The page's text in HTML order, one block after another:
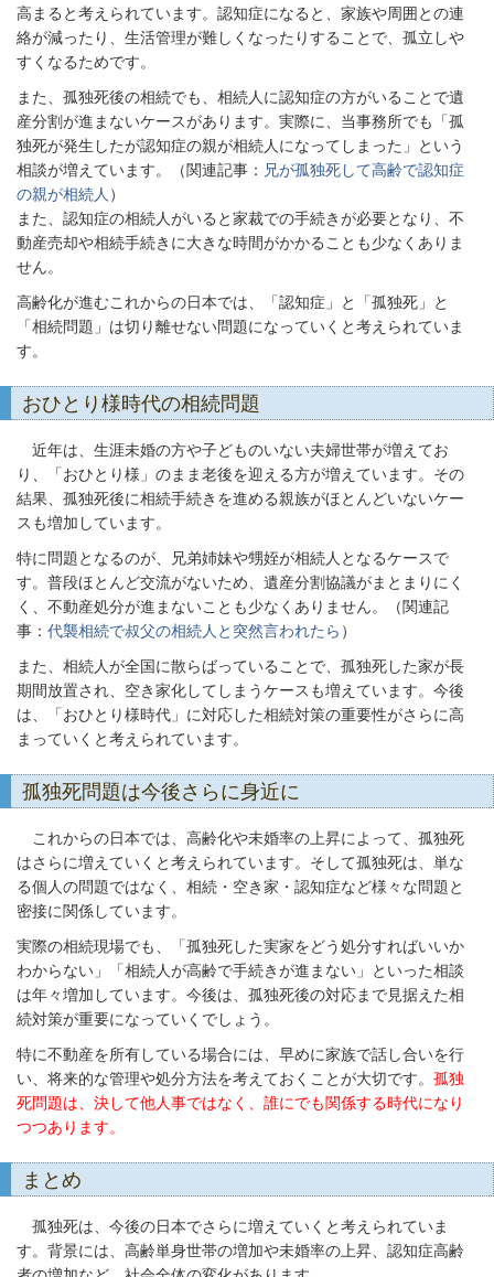
高まると考えられています。認知症になると、家族や周囲との連
絡が減ったり、生活管理が難しくなったりすることで、孤立しや
すくなるためです。
また、孤独死後の相続でも、相続人に認知症の方がいることで遺
産分割が進まないケースがあります。実際に、当事務所でも「孤
独死が発生したが認知症の親が相続人になってしまった」という
相談が増えています。（関連記事： 兄が孤独死して高齢で認知症
の親が相続人 ）
また、認知症の相続人がいると家裁での手続きが必要となり、不
動産売却や相続手続きに大きな時間がかかることも少なくありま
せん。
高齢化が進むこれからの日本では、「認知症」と「孤独死」と
「相続問題」は切り離せない問題になっていくと考えられていま
す。
おひとり様時代の相続問題
近年は、生涯未婚の方や子どものいない夫婦世帯が増えてお
り、「おひとり様」のまま老後を迎える方が増えています。その
結果、孤独死後に相続手続きを進める親族がほとんどいないケー
スも増加しています。
特に問題となるのが、兄弟姉妹や甥姪が相続人となるケースで
す。普段ほとんど交流がないため、遺産分割協議がまとまりにく
く、不動産処分が進まないことも少なくありません。（関連記
事： 代襲相続で叔父の相続人と突然言われたら ）
また、相続人が全国に散らばっていることで、孤独死した家が長
期間放置され、空き家化してしまうケースも増えています。今後
は、「おひとり様時代」に対応した相続対策の重要性がさらに高
まっていくと考えられています。
孤独死問題は今後さらに身近に
これからの日本では、高齢化や未婚率の上昇によって、孤独死
はさらに増えていくと考えられています。そして孤独死は、単な
る個人の問題ではなく、相続・空き家・認知症など様々な問題と
密接に関係しています。
実際の相続現場でも、「孤独死した実家をどう処分すればいいか
わからない」「相続人が高齢で手続きが進まない」といった相談
は年々増加しています。今後は、孤独死後の対応まで見据えた相
続対策が重要になっていくでしょう。
特に不動産を所有している場合には、早めに家族で話し合いを行
い、将来的な管理や処分方法を考えておくことが大切です。 孤独
死問題は、決して他人事ではなく、誰にでも関係する時代になり
つつあります。
まとめ
孤独死は、今後の日本でさらに増えていくと考えられていま
す。背景には、高齢単身世帯の増加や未婚率の上昇、認知症高齢